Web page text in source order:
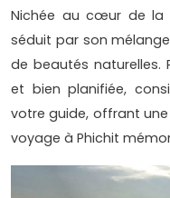
Nichée au cœur de la
séduit par son
de beautés naturelles.
et bien planifiée,
votre guide, offrant
voyage à Phichit